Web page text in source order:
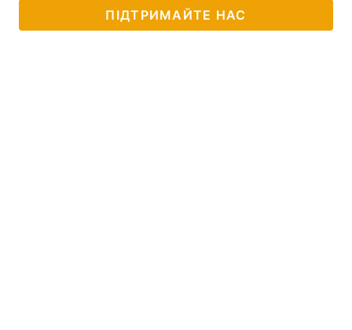
ПІДТРИМАЙТЕ НАС